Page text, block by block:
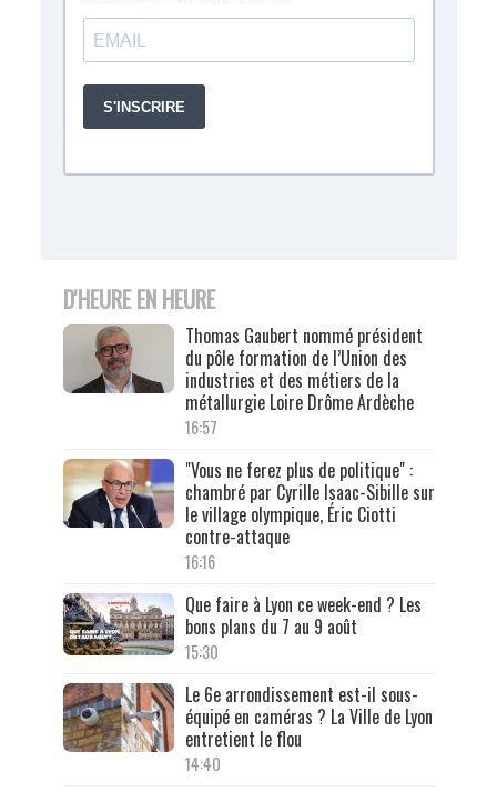
D'HEURE EN HEURE
Thomas Gaubert nommé président
du pôle formation de l’Union des
industries et des métiers de la
métallurgie Loire Drôme Ardèche
16:57
"Vous ne ferez plus de politique" :
chambré par Cyrille Isaac-Sibille sur
le village olympique, Éric Ciotti
contre-attaque
16:16
Que faire à Lyon ce week-end ? Les
bons plans du 7 au 9 août
15:30
Le 6e arrondissement est-il sous-
équipé en caméras ? La Ville de Lyon
entretient le flou
14:40